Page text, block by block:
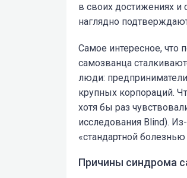
в своих достижениях и
наглядно
Самое интересное, что
самозванца
люди:
крупных корпораций.
хотя бы раз
исследования Blind).
«стандартной
Причины синдрома